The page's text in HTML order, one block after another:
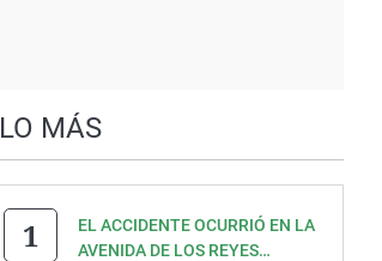
LO MÁS
EL ACCIDENTE OCURRIÓ EN LA
AVENIDA DE LOS REYES